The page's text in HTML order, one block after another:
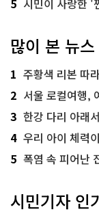
5 시민이 사랑한 '
많이 본 뉴스
1 주황색 리본 따라
2 서울 로컬여행,
3 한강 다리 아래
4 우리 아이 체력
5 폭염 속 피어난
시민기자 인